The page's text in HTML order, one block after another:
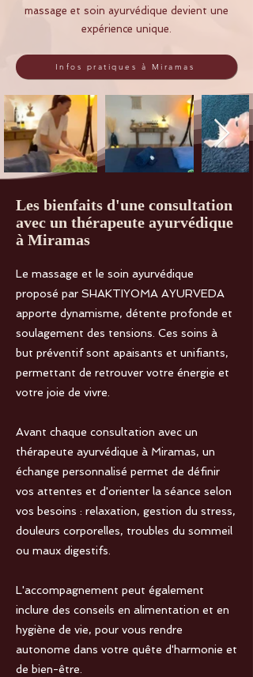
massage et soin ayurvédique devient une
expérience unique.
Infos pratiques à Miramas
Les bienfaits d'une consultation
avec un thérapeute ayurvédique
à Miramas
Le massage et le soin ayurvédique
proposé par SHAKTIYOMA AYURVEDA
apporte dynamisme, détente profonde et
soulagement des tensions. Ces soins à
but préventif sont apaisants et unifiants,
permettant de retrouver votre énergie et
votre joie de vivre.
Avant chaque consultation avec un
thérapeute ayurvédique à Miramas, un
échange personnalisé permet de définir
vos attentes et d'orienter la séance selon
vos besoins : relaxation, gestion du stress,
douleurs corporelles, troubles du sommeil
ou maux digestifs.
L'accompagnement peut également
inclure des conseils en alimentation et en
hygiène de vie, pour vous rendre
autonome dans votre quête d'harmonie et
de bien-être.